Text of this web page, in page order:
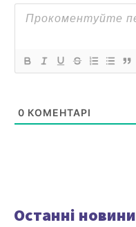
0 КОМЕНТАРІ
Останні новини